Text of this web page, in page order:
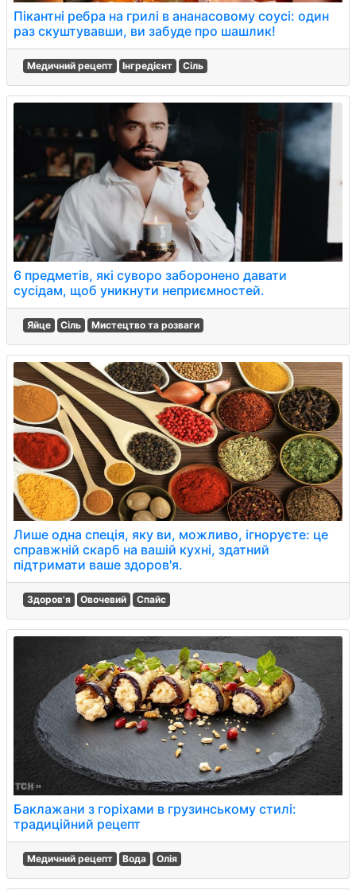
Пікантні ребра на грилі в ананасовому соусі: один
раз скуштувавши, ви забуде про шашлик!
Медичний рецепт Інгредієнт Сіль
6 предметів, які суворо заборонено давати
сусідам, щоб уникнути неприємностей.
Яйце Сіль Мистецтво та розваги
Лише одна спеція, яку ви, можливо, ігноруєте: це
справжній скарб на вашій кухні, здатний
підтримати ваше здоров'я.
Здоров'я Овочевий Спайс
Баклажани з горіхами в грузинському стилі:
традиційний рецепт
Медичний рецепт Вода Олія